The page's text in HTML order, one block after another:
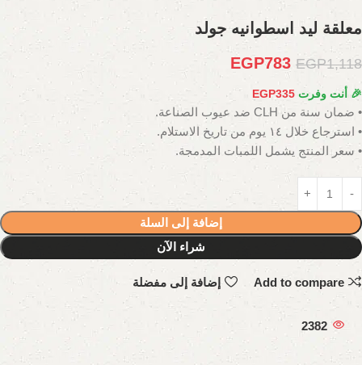
معلقة ليد اسطوانيه جولد
EGP1,118
EGP783
🎉 أنت وفرت EGP335
• ضمان سنة من CLH ضد عيوب الصناعة.
• استرجاع خلال ١٤ يوم من تاريخ الاستلام.
• سعر المنتج يشمل اللمبات المدمجة.
إضافة إلى السلة
شراء الآن
Add to compare إضافة إلى مفضلة
2382